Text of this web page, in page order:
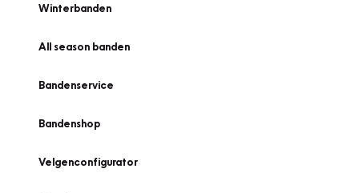
Winterbanden
All season banden
Bandenservice
Bandenshop
Velgenconfigurator